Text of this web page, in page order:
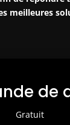
meilleures
de
Gratuit